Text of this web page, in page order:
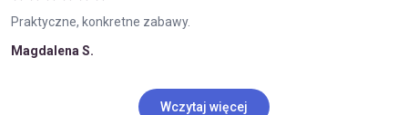
Praktyczne, konkretne zabawy.
Magdalena S.
Wczytaj więcej